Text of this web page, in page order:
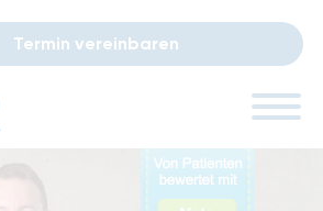
Termin vereinbaren
Navigation
überspringen